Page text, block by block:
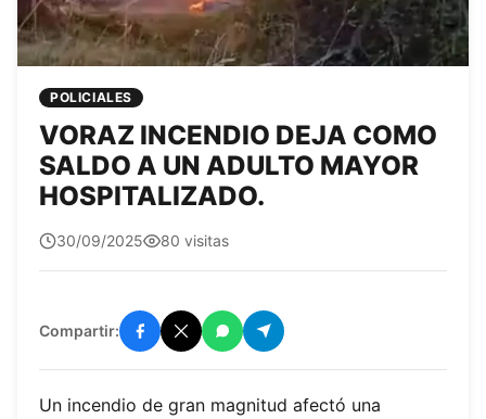
POLICIALES
VORAZ INCENDIO DEJA COMO
SALDO A UN ADULTO MAYOR
HOSPITALIZADO.
Edit0r
30/09/2025 80 visitas
Compartir:
Un incendio de gran magnitud afectó una